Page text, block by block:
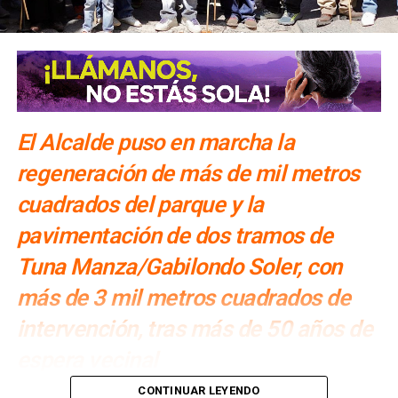
El Alcalde puso en marcha la
regeneración de más de mil metros
cuadrados del parque y la
pavimentación de dos tramos de
Tuna Manza/Gabilondo Soler, con
más de 3 mil metros cuadrados de
intervención, tras más de 50 años de
CONTINUAR LEYENDO